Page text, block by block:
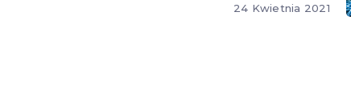
24 Kwietnia 2021